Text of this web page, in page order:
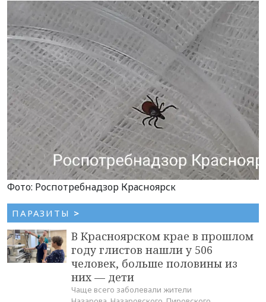
Фото: Роспотребнадзор Красноярск
ПАРАЗИТЫ >
В Красноярском крае в прошлом
году глистов нашли у 506
человек, больше половины из
них — дети
Чаще всего заболевали жители